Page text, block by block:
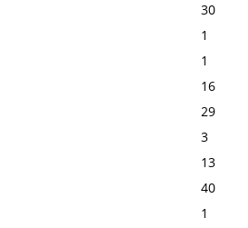
30
1
1
16
29
3
13
40
1